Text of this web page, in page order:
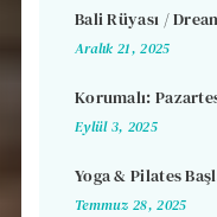
Bali Rüyası /
Aralık 21, 2025
Korumalı:
Eylül 3, 2025
Yoga & Pilates
Temmuz 28, 2025